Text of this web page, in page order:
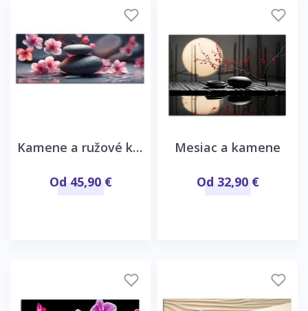
Kamene a ružové kvety
Od 45,90 €
Mesiac a kamene
Od 32,90 €